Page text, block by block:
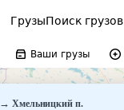
ГрузыПоиск грузов
Ваши грузы
→Хмельницкий п.